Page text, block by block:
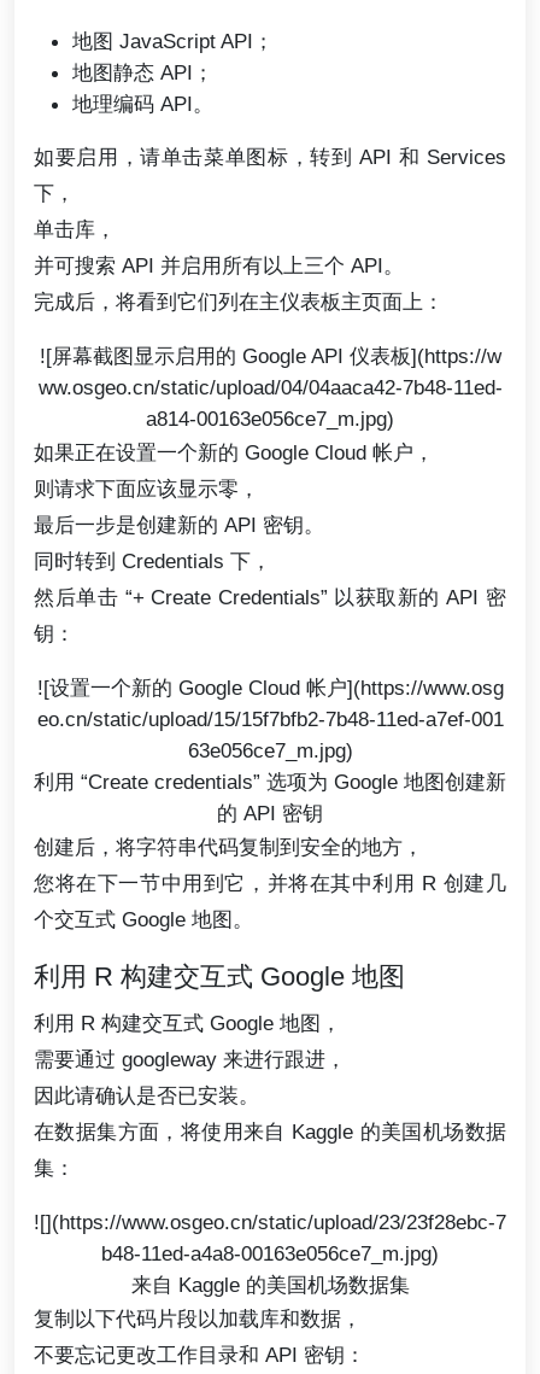
地图 JavaScript API；
地图静态 API；
地理编码 API。
如要启用，请单击菜单图标，转到 API 和 Services
下，
单击库，
并可搜索 API 并启用所有以上三个 API。
完成后，将看到它们列在主仪表板主页面上：
![屏幕截图显示启用的 Google API 仪表板](https://w
ww.osgeo.cn/static/upload/04/04aaca42-7b48-11ed-
a814-00163e056ce7_m.jpg)
如果正在设置一个新的 Google Cloud 帐户，
则请求下面应该显示零，
最后一步是创建新的 API 密钥。
同时转到 Credentials 下，
然后单击 “+ Create Credentials” 以获取新的 API 密
钥：
![设置一个新的 Google Cloud 帐户](https://www.osg
eo.cn/static/upload/15/15f7bfb2-7b48-11ed-a7ef-001
63e056ce7_m.jpg)
利用 “Create credentials” 选项为 Google 地图创建新
的 API 密钥
创建后，将字符串代码复制到安全的地方，
您将在下一节中用到它，并将在其中利用 R 创建几
个交互式 Google 地图。
利用 R 构建交互式 Google 地图
利用 R 构建交互式 Google 地图，
需要通过 googleway 来进行跟进，
因此请确认是否已安装。
在数据集方面，将使用来自 Kaggle 的美国机场数据
集：
![](https://www.osgeo.cn/static/upload/23/23f28ebc-7
b48-11ed-a4a8-00163e056ce7_m.jpg)
来自 Kaggle 的美国机场数据集
复制以下代码片段以加载库和数据，
不要忘记更改工作目录和 API 密钥：